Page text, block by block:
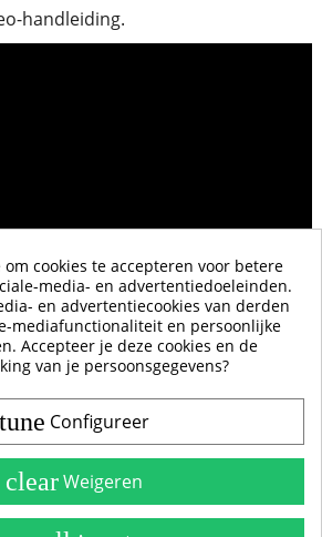
handleiding.
cookies te accepteren voor betere
media- en advertentiedoeleinden.
en advertentiecookies van derden
mediafunctionaliteit en persoonlijke
Accepteer je deze cookies en de
van je persoonsgegevens?
tune Configureer
clearWeigeren